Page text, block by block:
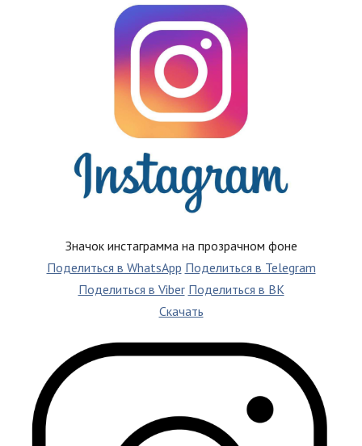
Значок инстаграмма на прозрачном фоне
Поделиться в WhatsApp Поделиться в Telegram
Поделиться в Viber Поделиться в ВК
Скачать